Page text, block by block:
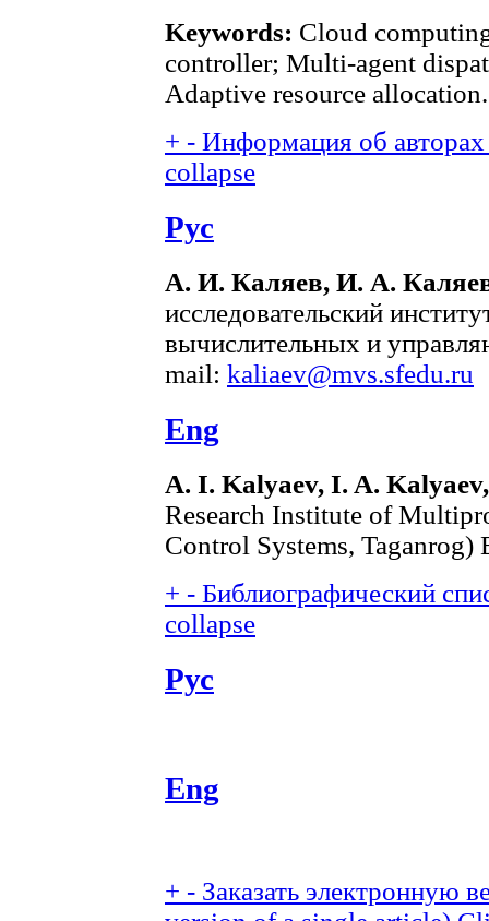
Keywords: Cloud
controller; Multi-agent
Adaptive resource allocation.
+ - Информация об
collapse
Рус
А. И. Каляев, И. А.
исследовательский
вычислительных и
mail: kaliaev@mvs.sfedu.ru
Eng
A. I. Kalyaev, I. A.
Research Institute of
Control Systems, Taganrog)
+ - Библиографический
collapse
Рус
Eng
+ - Заказать электронную